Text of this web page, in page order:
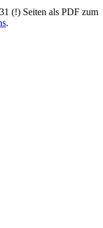
(!) Seiten als PDF zum
.